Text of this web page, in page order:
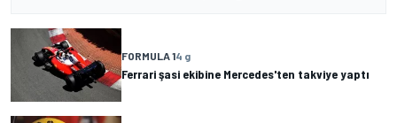
FORMULA 14 g
Ferrari şasi ekibine Mercedes'ten takviye yaptı